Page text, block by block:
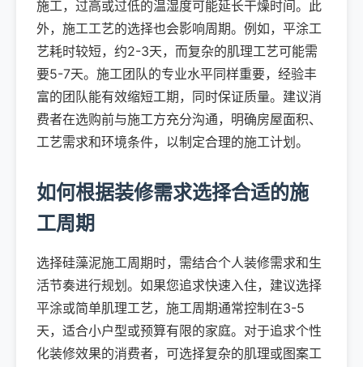
施工，过高或过低的温湿度可能延长干燥时间。此
外，施工工艺的选择也会影响周期。例如，平涂工
艺耗时较短，约2-3天，而复杂的肌理工艺可能需
要5-7天。施工团队的专业水平同样重要，经验丰
富的团队能有效缩短工期，同时保证质量。建议消
费者在选购前与施工方充分沟通，明确房屋面积、
工艺需求和环境条件，以制定合理的施工计划。
如何根据装修需求选择合适的施
工周期
选择硅藻泥施工周期时，需结合个人装修需求和生
活节奏进行规划。如果您追求快速入住，建议选择
平涂或简单肌理工艺，施工周期通常控制在3-5
天，适合小户型或预算有限的家庭。对于追求个性
化装修效果的消费者，可选择复杂的肌理或图案工